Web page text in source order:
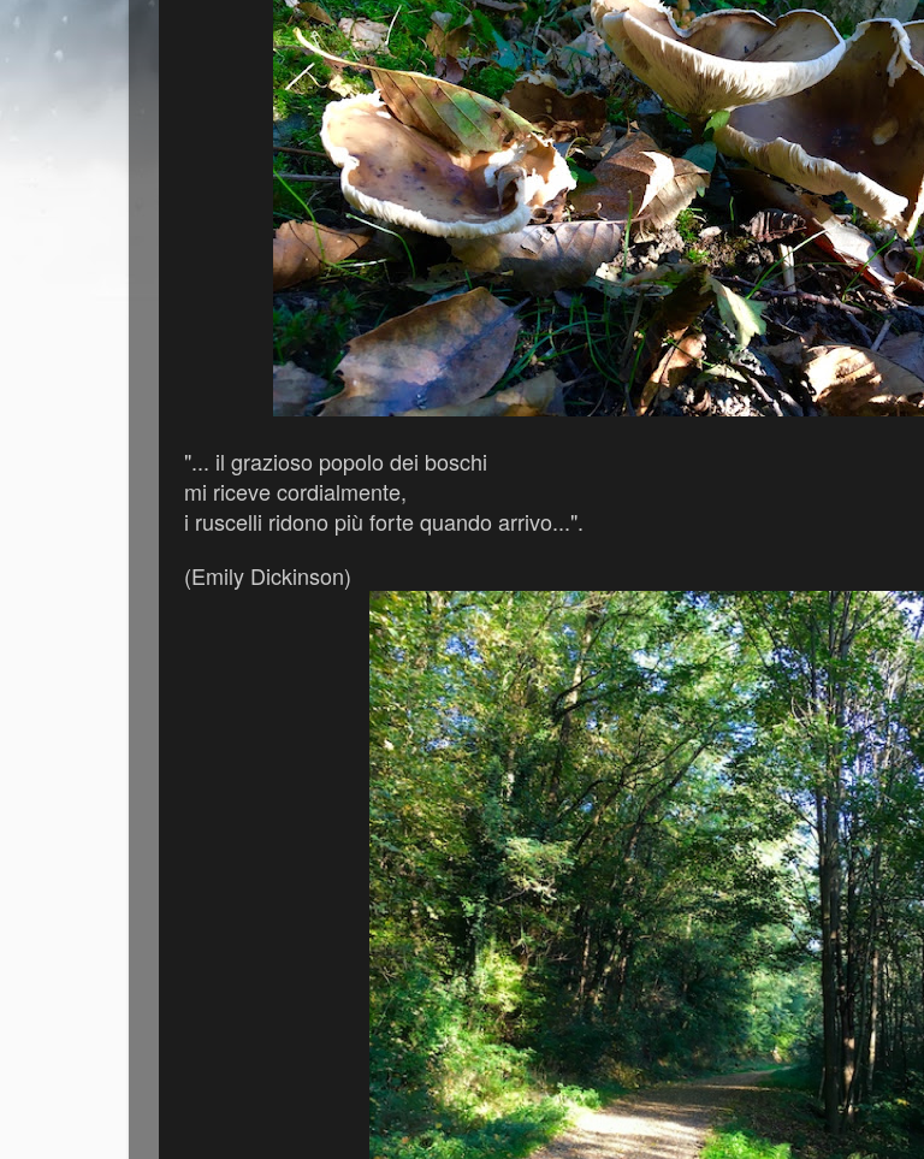
"... il grazioso popolo dei boschi
mi riceve cordialmente,
i ruscelli ridono più forte quando arrivo...".
(Emily Dickinson)